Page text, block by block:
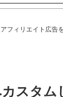
アフィリエイト広告
スタム